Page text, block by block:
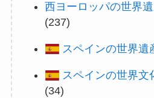
西ヨーロッパの世界
(237)
スペインの世界遺
スペインの世界文
(34)